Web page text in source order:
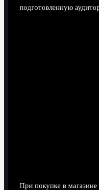
подготовленную
При покупке в